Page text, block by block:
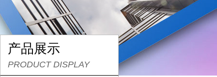
产品展示
PRODUCT DISPLAY